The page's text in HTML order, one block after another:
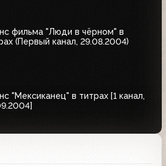
фильма "Люди в чёрном" в
(Первый канал, 29.08.2004)
"Мексиканец" в титрах [1 канал,